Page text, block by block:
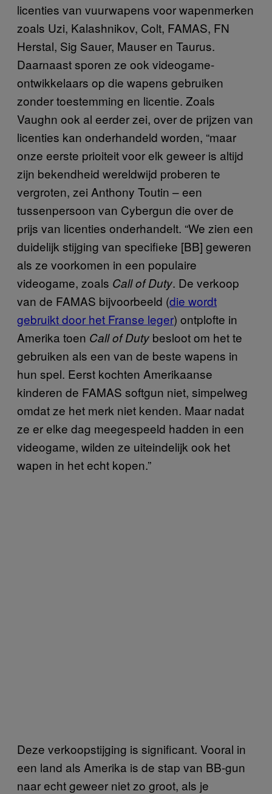
licenties van vuurwapens voor wapenmerken
zoals Uzi, Kalashnikov, Colt, FAMAS, FN
Herstal, Sig Sauer, Mauser en Taurus.
Daarnaast sporen ze ook videogame-
ontwikkelaars op die wapens gebruiken
zonder toestemming en licentie. Zoals
Vaughn ook al eerder zei, over de prijzen van
licenties kan onderhandeld worden, “maar
onze eerste prioiteit voor elk geweer is altijd
zijn bekendheid wereldwijd proberen te
vergroten, zei Anthony Toutin – een
tussenpersoon van Cybergun die over de
prijs van licenties onderhandelt. “We zien een
duidelijk stijging van specifieke [BB] geweren
als ze voorkomen in een populaire
videogame, zoals Call of Duty. De verkoop
van de FAMAS bijvoorbeeld (die wordt
gebruikt door het Franse leger) ontplofte in
Amerika toen Call of Duty besloot om het te
gebruiken als een van de beste wapens in
hun spel. Eerst kochten Amerikaanse
kinderen de FAMAS softgun niet, simpelweg
omdat ze het merk niet kenden. Maar nadat
ze er elke dag meegespeeld hadden in een
videogame, wilden ze uiteindelijk ook het
wapen in het echt kopen.”
Deze verkoopstijging is significant. Vooral in
een land als Amerika is de stap van BB-gun
naar echt geweer niet zo groot, als je